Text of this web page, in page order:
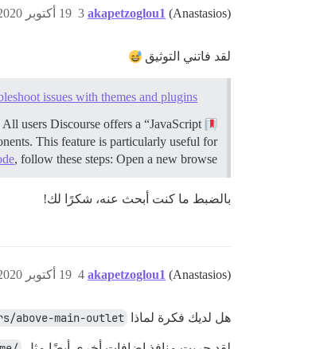
akapetzoglou1 (Anastasios) 19 أكتوبر 2020، 2:51م 3
لقد فاتني التوثيق
issues with themes and plugins
users Discourse offers a “JavaScript
This feature is particularly useful for
, follow these steps: Open a new browse…
بالضبط ما كنت أبحث عنه، شكرًا لك!
akapetzoglou1 (Anastasios) 19 أكتوبر 2020، 3:24م 4
هل لديك فكرة لماذا above-main-outlet'